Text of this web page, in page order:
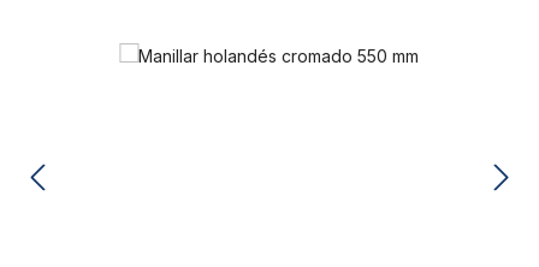
Omitir galería de imágenes